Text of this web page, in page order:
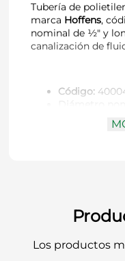
Tubería de
marca Hoffens,
nominal de ½″ y
canalización de
Código:
Longitud del
para instalaciones
livianos,
Los productos